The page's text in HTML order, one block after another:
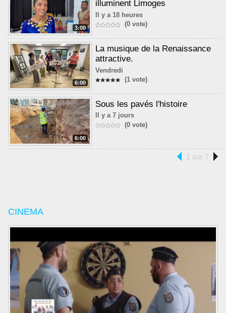
3:00
illuminent Limoges
Il y a 18 heures
(0 vote)
6:00
La musique de la Renaissance
attractive.
Vendredi
(1 vote)
6:00
Sous les pavés l'histoire
Il y a 7 jours
(0 vote)
1 sur 7
CINEMA